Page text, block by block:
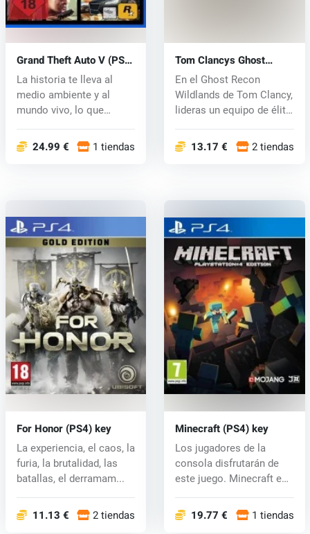
Grand Theft Auto V (PS4)
key
La historia te lleva al
medio ambiente y al
mundo vivo, lo que
24.99 € 1 tiendas
Tom Clancys Ghost
Recon Wildlands (PS4)
key
En el Ghost Recon
Wildlands de Tom Clancy,
lideras un equipo de élite
13.17 € 2 tiendas
For Honor (PS4) key
La experiencia, el caos, la
furia, la brutalidad, las
batallas, el derramam...
11.13 € 2 tiendas
Minecraft (PS4) key
Los jugadores de la
consola disfrutarán de
este juego. Minecraft es
19.77 € 1 tiendas